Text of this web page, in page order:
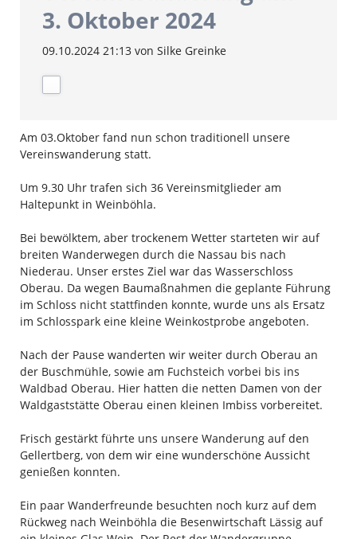
3. Oktober 2024
09.10.2024 21:13von Silke Greinke
Am 03.Oktober fand nun schon traditionell unsere
Vereinswanderung statt.
Um 9.30 Uhr trafen sich 36 Vereinsmitglieder am
Haltepunkt in Weinböhla.
Bei bewölktem, aber trockenem Wetter starteten wir auf
breiten Wanderwegen durch die Nassau bis nach
Niederau. Unser erstes Ziel war das Wasserschloss
Oberau. Da wegen Baumaßnahmen die geplante Führung
im Schloss nicht stattfinden konnte, wurde uns als Ersatz
im Schlosspark eine kleine Weinkostprobe angeboten.
Nach der Pause wanderten wir weiter durch Oberau an
der Buschmühle, sowie am Fuchsteich vorbei bis ins
Waldbad Oberau. Hier hatten die netten Damen von der
Waldgaststätte Oberau einen kleinen Imbiss vorbereitet.
Frisch gestärkt führte uns unsere Wanderung auf den
Gellertberg, von dem wir eine wunderschöne Aussicht
genießen konnten.
Ein paar Wanderfreunde besuchten noch kurz auf dem
Rückweg nach Weinböhla die Besenwirtschaft Lässig auf